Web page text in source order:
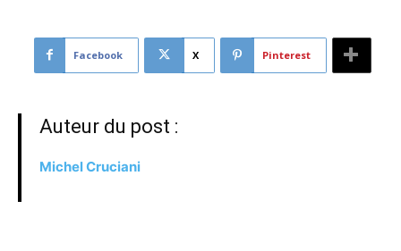
Facebook X Pinterest
Auteur du post :
Michel Cruciani